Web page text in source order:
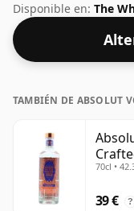
Disponible en: The
TAMBIÉN DE ABSOLUT
70cl •
39 € ?